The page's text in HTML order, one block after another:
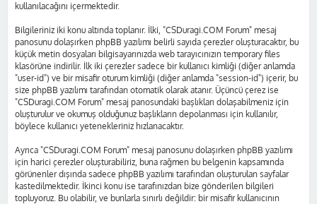
kullanılacağını içermektedir.
Bilgileriniz iki konu altında toplanır. İlki, "CSDuragi.COM Forum" mesaj
panosunu dolaşırken phpBB yazılımı belirli sayıda çerezler oluşturacaktır, bu
küçük metin dosyaları bilgisayarınızda web tarayıcınızın temporary files
klasörüne indirilir. İlk iki çerezler sadece bir kullanıcı kimliği (diğer anlamda
"user-id") ve bir misafir oturum kimliği (diğer anlamda "session-id") içerir, bu
size phpBB yazılımı tarafından otomatik olarak atanır. Üçüncü çerez ise
"CSDuragi.COM Forum" mesaj panosundaki başlıkları dolaşabilmeniz için
oluşturulur ve okumuş olduğunuz başlıkların depolanması için kullanılır,
böylece kullanıcı yetenekleriniz hızlanacaktır.
Ayrıca "CSDuragi.COM Forum" mesaj panosunu dolaşırken phpBB yazılımı
için harici çerezler oluşturabiliriz, buna rağmen bu belgenin kapsamında
görünenler dışında sadece phpBB yazılımı tarafından oluşturulan sayfalar
kastedilmektedir. İkinci konu ise tarafınızdan bize gönderilen bilgileri
topluyoruz. Bu olabilir, ve bunlarla sınırlı değildir: bir misafir kullanıcının